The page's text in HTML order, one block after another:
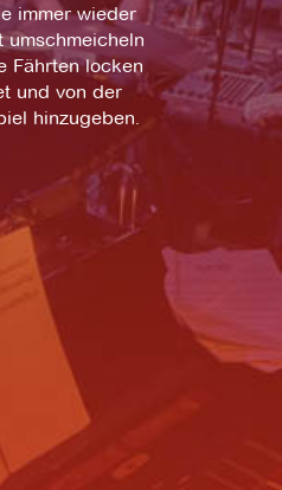
immer wieder
Fährten locken
und von der
hinzugeben.